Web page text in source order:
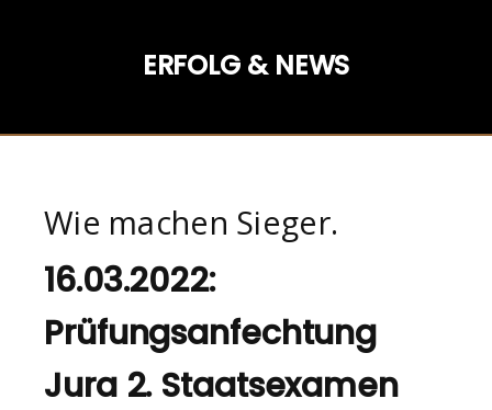
ERFOLG & NEWS
Wie machen Sieger.
16.03.2022:
Prüfungsanfechtung
Jura 2. Staatsexamen